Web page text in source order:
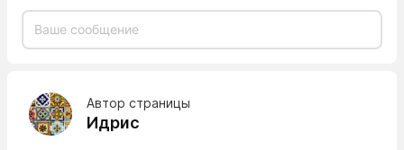
Автор страницы
Идрис